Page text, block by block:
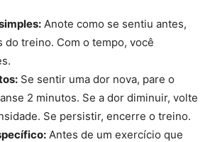
Anote como se sentiu antes,
do treino. Com o tempo, você
Se sentir uma dor nova, pare o
2 minutos. Se a dor diminuir, volte
Se persistir, encerre o treino.
Antes de um exercício que